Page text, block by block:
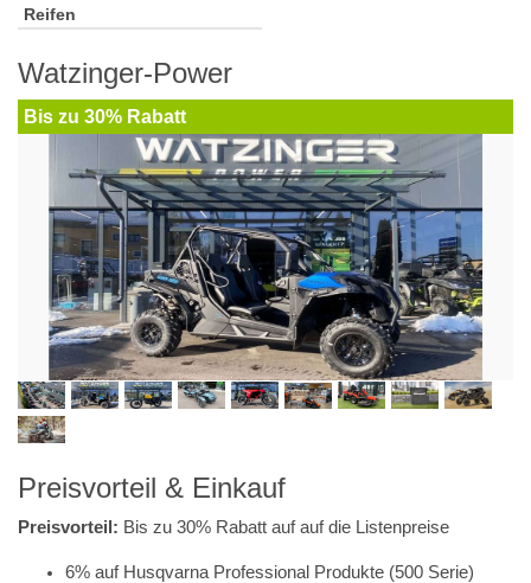
Reifen
Watzinger-Power
Bis zu 30% Rabatt
Preisvorteil & Einkauf
Preisvorteil: Bis zu 30% Rabatt auf auf die Listenpreise
6% auf Husqvarna Professional Produkte (500 Serie)